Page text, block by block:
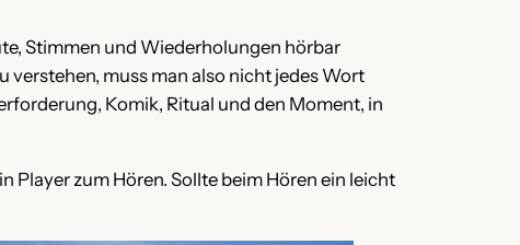
Stimmen und Wiederholungen hörbar
verstehen, muss man also nicht jedes Wort
Komik, Ritual und den Moment, in
Player zum Hören. Sollte beim Hören ein leicht